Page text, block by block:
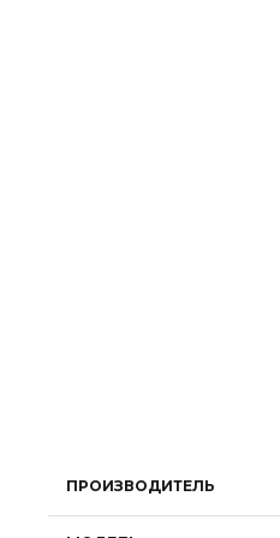
ПРОИЗВОДИТЕЛЬ